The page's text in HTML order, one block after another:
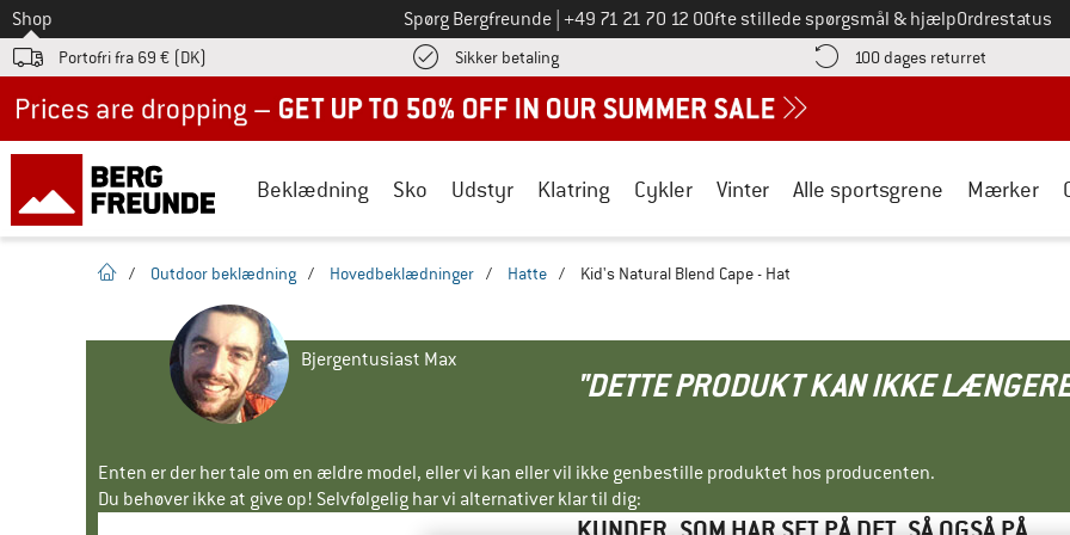
Til
Shop Spørg Bergfreunde Ring til os på
+49 71 21 70 12 0Ofte stillede spørgsmål & hjælpOrdrestatus
Portofri fra 69 € (DK) Sikker betalingFind betalingsoplysningerne her! Åbnes i en infoboks
100 dages returret Gå til
Beklædning Sko Udstyr Klatring Cykler Vinter Alle sportsgrene Mærker
Hjemmeside
/ Outdoor beklædning / Hovedbeklædninger / Hatte / Kid's Natural Blend Cape - Hat
Bjergentusiast Max
"DETTE PRODUKT KAN IKKE
Enten er der her tale om en ældre model, eller vi kan eller vil ikke genbestille produktet hos producenten.
Du behøver ikke at give op! Selvfølgelig har vi alternativer klar til dig: